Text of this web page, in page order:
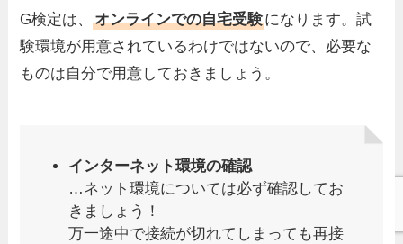
G検定は、オンラインでの自宅受験になります。試
験環境が用意されているわけではないので、必要な
ものは自分で用意しておきましょう。
インターネット環境の確認
…ネット環境については必ず確認してお
きましょう！
万一途中で接続が切れてしまっても再接